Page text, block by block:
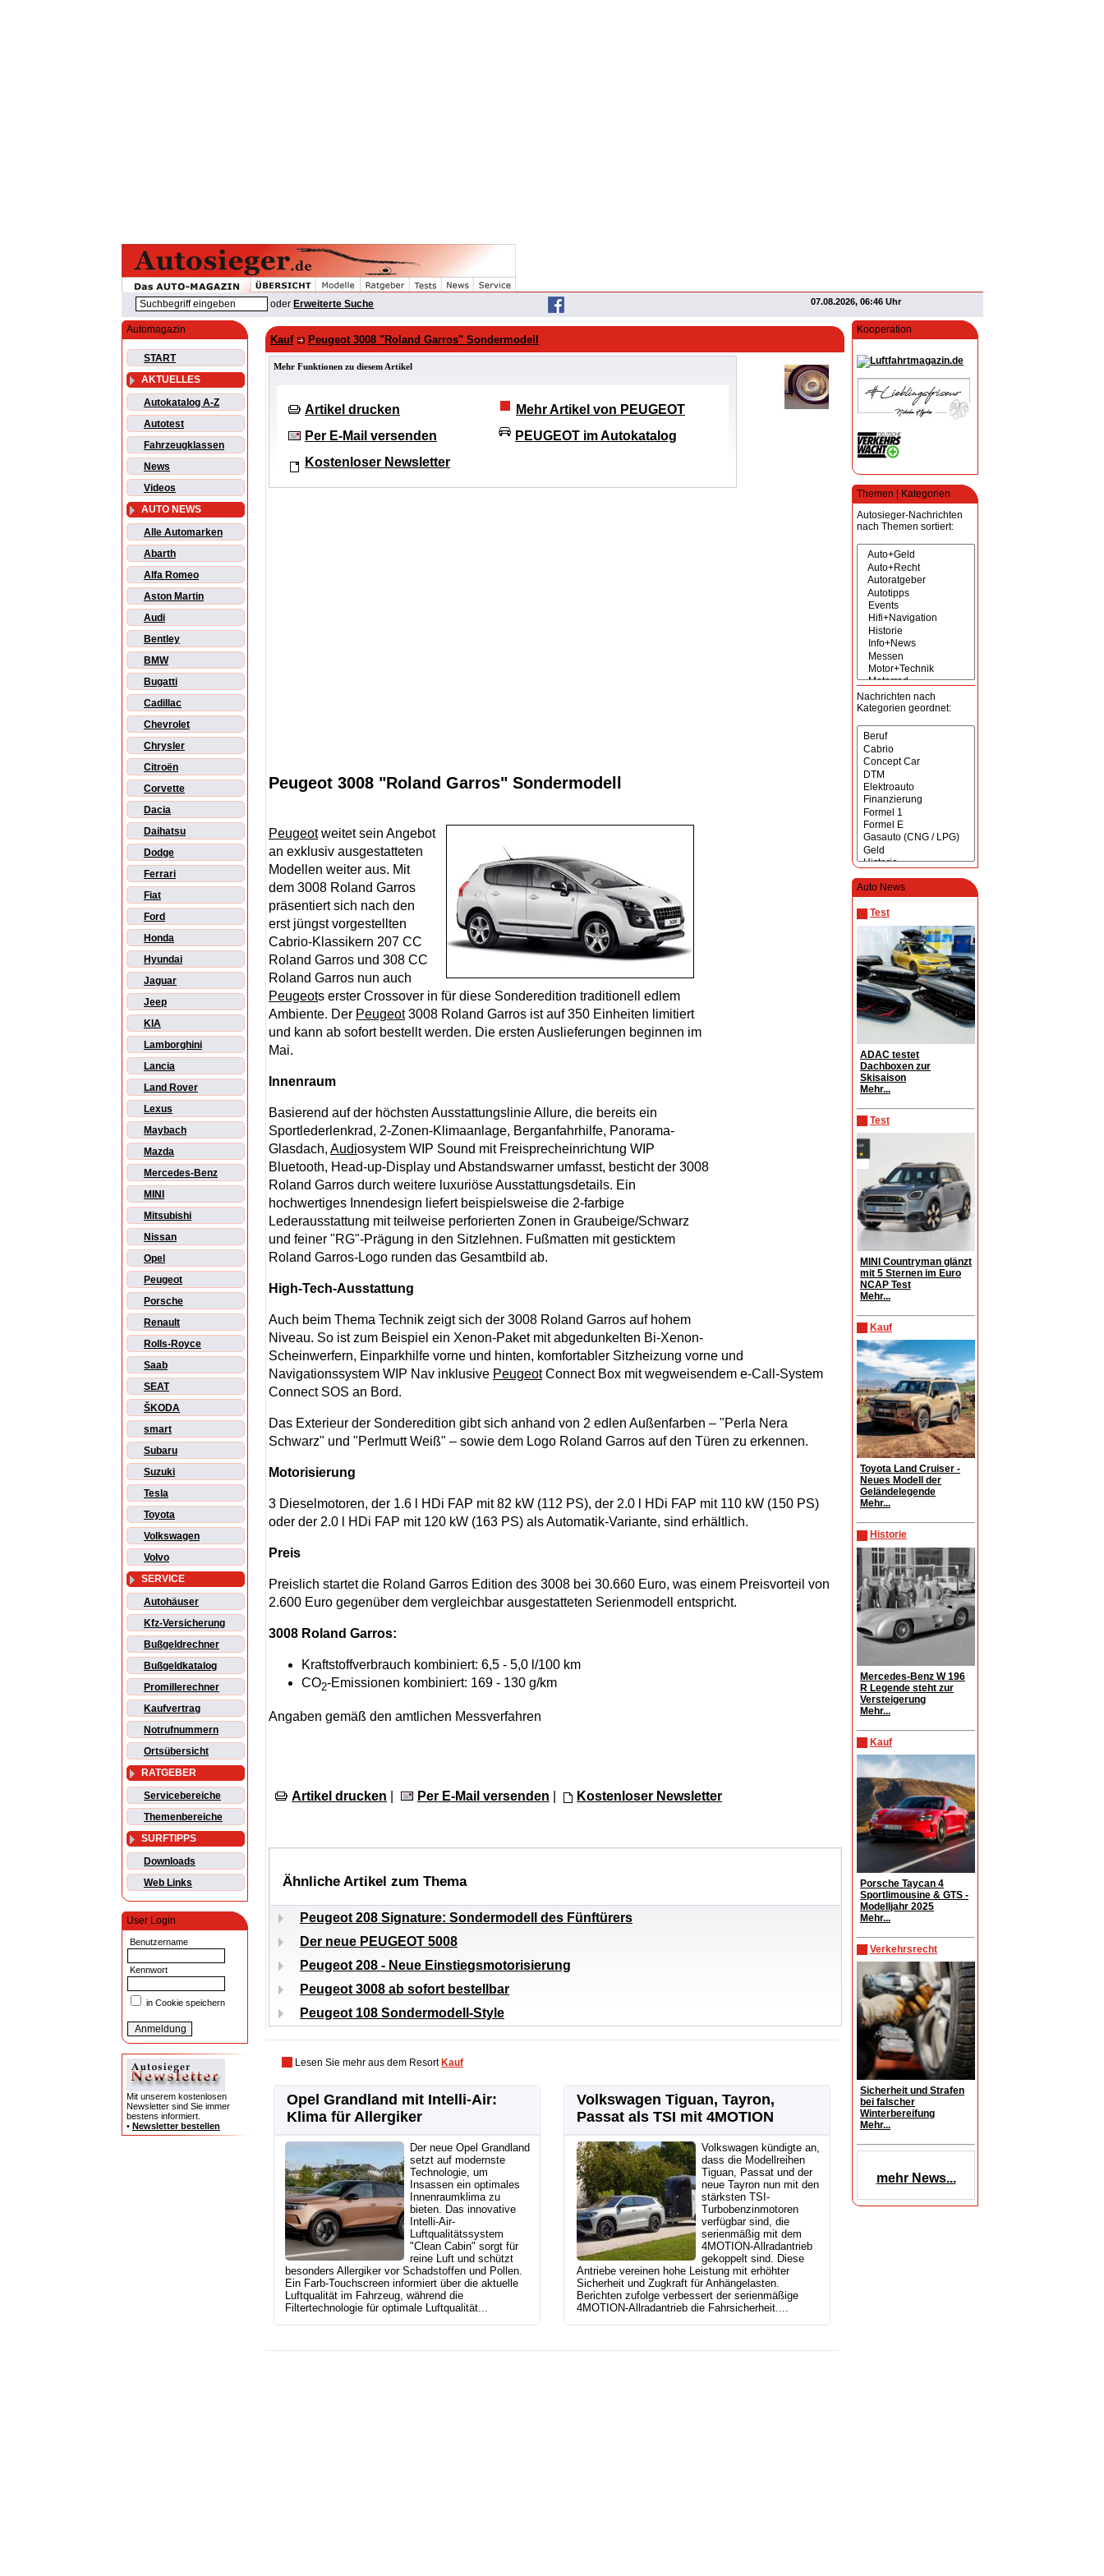
oder Erweiterte Suche 07.08.2026, 06:46 Uhr
Automagazin
START
AKTUELLES
Autokatalog A-Z
Autotest
Fahrzeugklassen
News
Videos
AUTO NEWS
Alle Automarken
Abarth
Alfa Romeo
Aston Martin
Audi
Bentley
BMW
Bugatti
Cadillac
Chevrolet
Chrysler
Citroën
Corvette
Dacia
Daihatsu
Dodge
Ferrari
Fiat
Ford
Honda
Hyundai
Jaguar
Jeep
KIA
Lamborghini
Lancia
Land Rover
Lexus
Maybach
Mazda
Mercedes-Benz
MINI
Mitsubishi
Nissan
Opel
Peugeot
Porsche
Renault
Rolls-Royce
Saab
SEAT
ŠKODA
smart
Subaru
Suzuki
Tesla
Toyota
Volkswagen
Volvo
SERVICE
Autohäuser
Kfz-Versicherung
Bußgeldrechner
Bußgeldkatalog
Promillerechner
Kaufvertrag
Notrufnummern
Ortsübersicht
RATGEBER
Servicebereiche
Themenbereiche
SURFTIPPS
Downloads
Web Links
User Login
Benutzername
Kennwort
in Cookie speichern
Mit unserem kostenlosen
Newsletter sind Sie immer
bestens informiert.
• Newsletter bestellen
Kooperation
Themen | Kategorien
Autosieger-Nachrichten
nach Themen sortiert:
Nachrichten nach
Kategorien geordnet:
Auto News
Test
ADAC testet
Dachboxen zur
Skisaison
Mehr...
Test
MINI Countryman glänzt
mit 5 Sternen im Euro
NCAP Test
Mehr...
Kauf
Toyota Land Cruiser -
Neues Modell der
Geländelegende
Mehr...
Historie
Mercedes-Benz W 196
R Legende steht zur
Versteigerung
Mehr...
Kauf
Porsche Taycan 4
Sportlimousine & GTS -
Modelljahr 2025
Mehr...
Verkehrsrecht
Sicherheit und Strafen
bei falscher
Winterbereifung
Mehr...
mehr News...
Kauf Peugeot 3008 "Roland Garros" Sondermodell
Mehr Funktionen zu diesem Artikel
Artikel drucken
Per E-Mail versenden
Kostenloser Newsletter
Mehr Artikel von PEUGEOT
PEUGEOT im Autokatalog
Peugeot 3008 "Roland Garros" Sondermodell
Peugeotweitet sein Angebot
an exklusiv ausgestatteten
Modellen weiter aus. Mit
dem 3008 Roland Garros
präsentiert sich nach den
erst jüngst vorgestellten
Cabrio-Klassikern 207 CC
Roland Garros und 308 CC
Roland Garros nun auch
Peugeots erster Crossover in für diese Sonderedition traditionell edlem
Ambiente. Der Peugeot3008 Roland Garros ist auf 350 Einheiten limitiert
und kann ab sofort bestellt werden. Die ersten Auslieferungen beginnen im
Mai.
Innenraum
Basierend auf der höchsten Ausstattungslinie Allure, die bereits ein
Sportlederlenkrad, 2-Zonen-Klimaanlage, Berganfahrhilfe, Panorama-
Glasdach, Audiosystem WIP Sound mit Freisprecheinrichtung WIP
Bluetooth, Head-up-Display und Abstandswarner umfasst, besticht der 3008
Roland Garros durch weitere luxuriöse Ausstattungsdetails. Ein
hochwertiges Innendesign liefert beispielsweise die 2-farbige
Lederausstattung mit teilweise perforierten Zonen in Graubeige/Schwarz
und feiner "RG"-Prägung in den Sitzlehnen. Fußmatten mit gesticktem
Roland Garros-Logo runden das Gesamtbild ab.
High-Tech-Ausstattung
Auch beim Thema Technik zeigt sich der 3008 Roland Garros auf hohem
Niveau. So ist zum Beispiel ein Xenon-Paket mit abgedunkelten Bi-Xenon-
Scheinwerfern, Einparkhilfe vorne und hinten, komfortabler Sitzheizung vorne und
Navigationssystem WIP Nav inklusive PeugeotConnect Box mit wegweisendem e-Call-System
Connect SOS an Bord.
Das Exterieur der Sonderedition gibt sich anhand von 2 edlen Außenfarben – "Perla Nera
Schwarz" und "Perlmutt Weiß" – sowie dem Logo Roland Garros auf den Türen zu erkennen.
Motorisierung
3 Dieselmotoren, der 1.6 l HDi FAP mit 82 kW (112 PS), der 2.0 l HDi FAP mit 110 kW (150 PS)
oder der 2.0 l HDi FAP mit 120 kW (163 PS) als Automatik-Variante, sind erhältlich.
Preis
Preislich startet die Roland Garros Edition des 3008 bei 30.660 Euro, was einem Preisvorteil von
2.600 Euro gegenüber dem vergleichbar ausgestatteten Serienmodell entspricht.
3008 Roland Garros:
Kraftstoffverbrauch kombiniert: 6,5 - 5,0 l/100 km
CO2-Emissionen kombiniert: 169 - 130 g/km
Angaben gemäß den amtlichen Messverfahren
Artikel drucken Per E-Mail versenden Kostenloser Newsletter
Ähnliche Artikel zum Thema
Peugeot 208 Signature: Sondermodell des Fünftürers
Der neue PEUGEOT 5008
Peugeot 208 - Neue Einstiegsmotorisierung
Peugeot 3008 ab sofort bestellbar
Peugeot 108 Sondermodell-Style
Lesen Sie mehr aus dem Resort Kauf
Opel Grandland mit Intelli-Air:
Klima für Allergiker
Der neue Opel Grandland
setzt auf modernste
Technologie, um
Insassen ein optimales
Innenraumklima zu
bieten. Das innovative
Intelli-Air-
Luftqualitätssystem
"Clean Cabin" sorgt für
reine Luft und schützt
besonders Allergiker vor Schadstoffen und Pollen.
Ein Farb-Touchscreen informiert über die aktuelle
Luftqualität im Fahrzeug, während die
Filtertechnologie für optimale Luftqualität...
Volkswagen Tiguan, Tayron,
Passat als TSI mit 4MOTION
Volkswagen kündigte an,
dass die Modellreihen
Tiguan, Passat und der
neue Tayron nun mit den
stärksten TSI-
Turbobenzinmotoren
verfügbar sind, die
serienmäßig mit dem
4MOTION-Allradantrieb
gekoppelt sind. Diese
Antriebe vereinen hohe Leistung mit erhöhter
Sicherheit und Zugkraft für Anhängelasten.
Berichten zufolge verbessert der serienmäßige
4MOTION-Allradantrieb die Fahrsicherheit....